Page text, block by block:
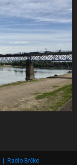
Radio Brčko